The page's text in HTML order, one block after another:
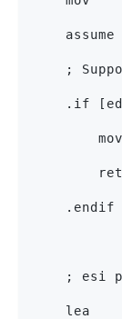
assume
;
.if
        ret
    .endif
; esi
lea